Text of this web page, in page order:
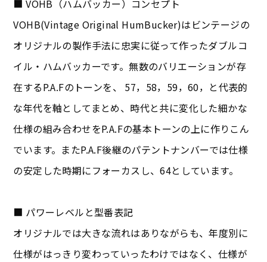
■ VOHB（ハムバッカー）コンセプト
VOHB(Vintage Original HumBucker)はビンテージの
オリジナルの製作手法に忠実に従って作ったダブルコ
イル・ハムバッカーです。無数のバリエーションが存
在するP.A.Fのトーンを、 57，58，59，60，と代表的
な年代を軸としてまとめ、時代と共に変化した細かな
仕様の組み合わせをP.A.Fの基本トーンの上に作りこん
でいます。またP.A.F後継のパテントナンバーでは仕様
の安定した時期にフォーカスし、64としています。
■ パワーレベルと型番表記
オリジナルでは大きな流れはありながらも、年度別に
仕様がはっきり変わっていったわけではなく、仕様が